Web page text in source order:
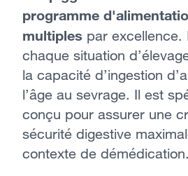
programme
multiples par excellence.
chaque situation
la capacité d’ingestion
l’âge au sevrage. Il est
conçu pour assurer une
sécurité digestive
contexte de démédication.